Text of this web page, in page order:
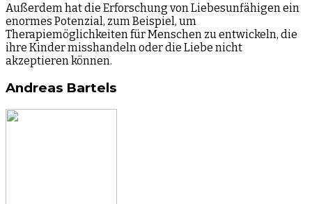
Außerdem hat die Erforschung von Liebesunfähigen ein
enormes Potenzial, zum Beispiel, um
Therapiemöglichkeiten für Menschen zu entwickeln, die
ihre Kinder misshandeln oder die Liebe nicht
akzeptieren können.
Andreas Bartels